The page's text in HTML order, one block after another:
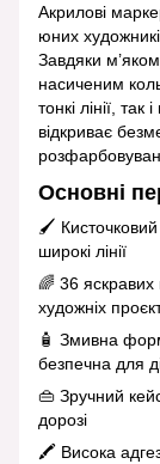
Акрилові
юних
Завдяки
насиченим
тонкі лінії,
відкриває
Основні
🖌 Кисточковий
широкі лінії
🌈 36 яскравих
художніх
🧴 Змивна
безпечна для
👜 Зручний
дорозі
🖍 Висока